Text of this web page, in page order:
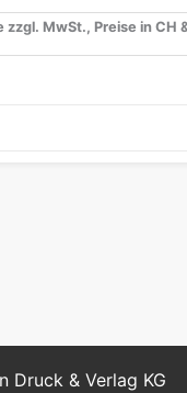
zzgl. MwSt., Preise in CH
Druck & Verlag KG